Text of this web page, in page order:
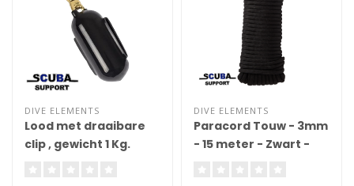
DIVE ELEMENTS
Lood met draaibare
clip , gewicht 1 Kg.
DIVE ELEMENTS
Paracord Touw - 3mm
- 15 meter - Zwart -